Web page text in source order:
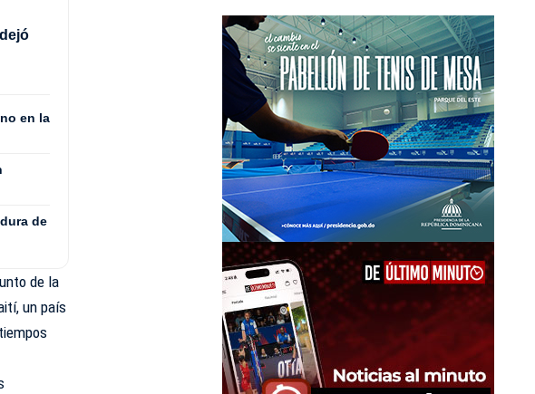
en la
de
de la
un país